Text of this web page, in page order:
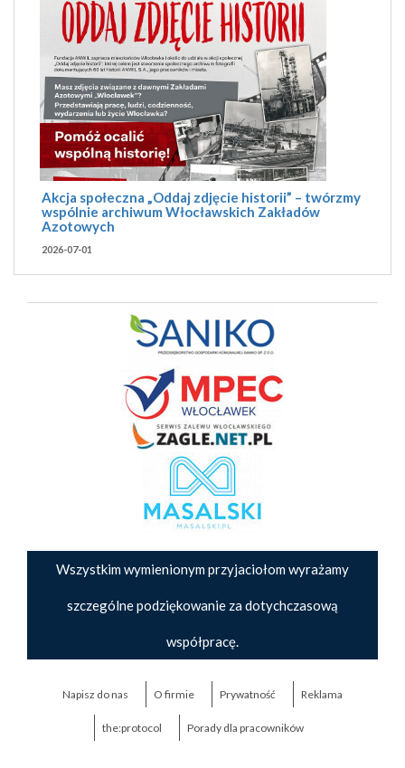
Akcja społeczna „Oddaj zdjęcie historii” – twórzmy
wspólnie archiwum Włocławskich Zakładów
Azotowych
2026-07-01
Wszystkim wymienionym przyjaciołom wyrażamy
szczególne podziękowanie za dotychczasową
współpracę.
Napisz do nas O firmie Prywatność Reklama
the:protocol Porady dla pracowników